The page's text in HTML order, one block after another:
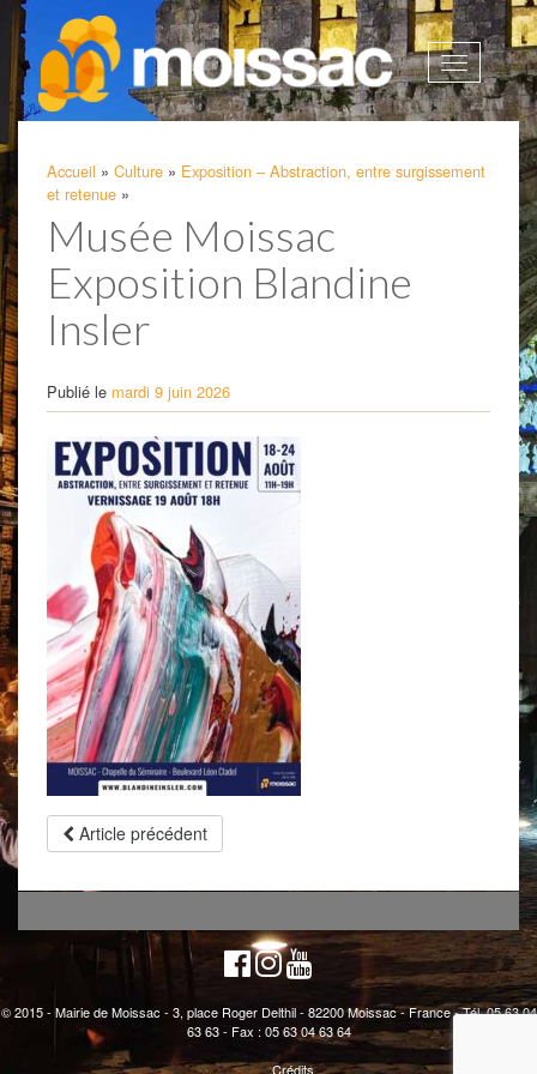
Afficher
la
Accueil » Culture » Exposition – Abstraction, entre surgissement
et retenue »
Musée Moissac
Exposition Blandine
Insler
Publié le mardi 9 juin 2026
Article précédent
© 2015 - Mairie de Moissac - 3, place Roger Delthil - 82200 Moissac - France - Tél. 05 63 04
63 63 - Fax : 05 63 04 63 64
Crédits